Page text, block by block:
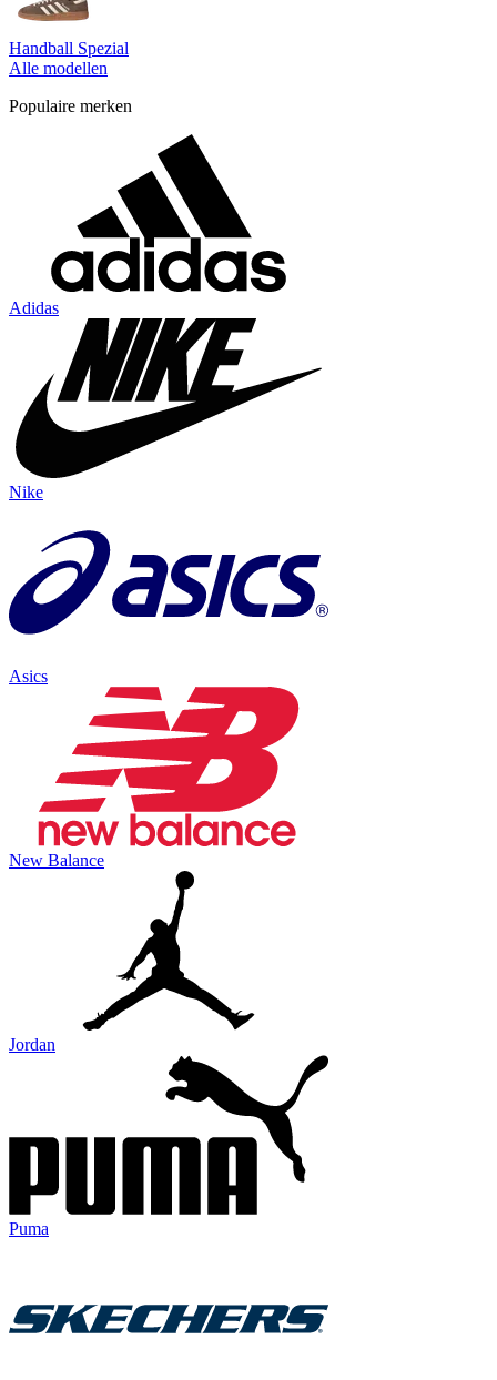
Handball Spezial
Alle modellen
Populaire merken
Adidas
Nike
Asics
New Balance
Jordan
Puma